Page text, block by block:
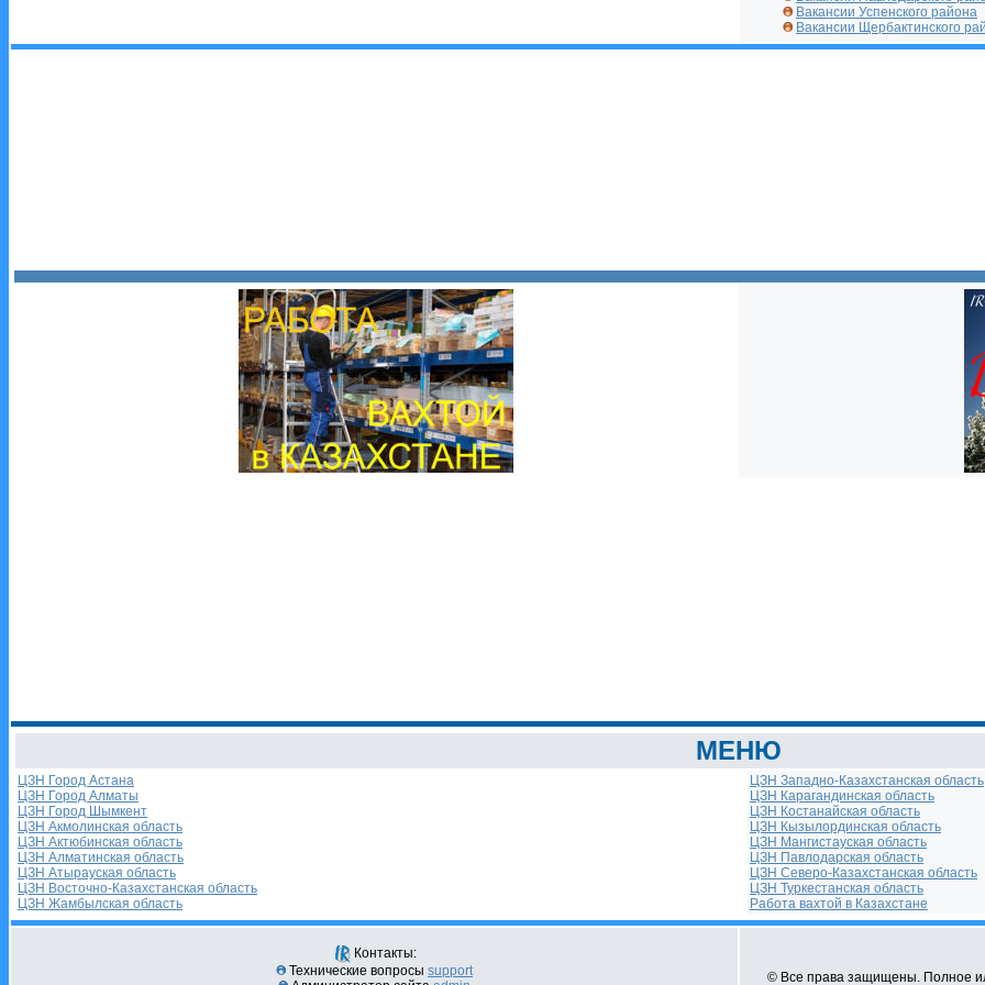
Вакансии Успенского района
Вакансии Щербактинского
МЕНЮ
ЦЗН Город Астана
ЦЗН Город Алматы
ЦЗН Город Шымкент
ЦЗН Акмолинская область
ЦЗН Актюбинская область
ЦЗН Алматинская область
ЦЗН Атырауская область
ЦЗН Восточно-Казахстанская область
ЦЗН Жамбылская область
ЦЗН Западно-Казахстанская область
ЦЗН Карагандинская область
ЦЗН Костанайская область
ЦЗН Кызылординская область
ЦЗН Мангистауская область
ЦЗН Павлодарская область
ЦЗН Северо-Казахстанская область
ЦЗН Туркестанская область
Работа вахтой в Казахстане
Контакты:
Технические вопросы support
© Все права защищены. Полное